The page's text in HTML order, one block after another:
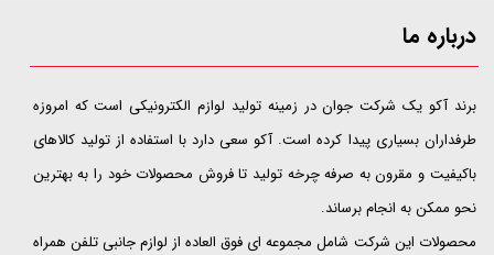
درباره ما
​​​​​​​برند آکو یک شرکت جوان در زمینه تولید لوازم الکترونیکی است که امروزه
طرفداران بسیاری پیدا کرده است. آکو سعی دارد با استفاده از تولید کالاهای
باکیفیت و مقرون به صرفه چرخه تولید تا فروش محصولات خود را به بهترین
نحو ممکن به انجام برساند.
محصولات این شرکت شامل مجموعه ای فوق العاده از لوازم جانبی تلفن همراه